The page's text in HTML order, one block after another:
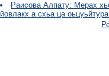
Раисова Алпату: Мерах
йовлакх а схьа ца